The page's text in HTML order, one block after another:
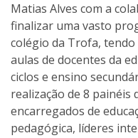
Matias Alves com a
finalizar uma vasto
colégio da Trofa, tendo
aulas de docentes da
ciclos e ensino
realização de 8 painéis
encarregados de
pedagógica, líderes